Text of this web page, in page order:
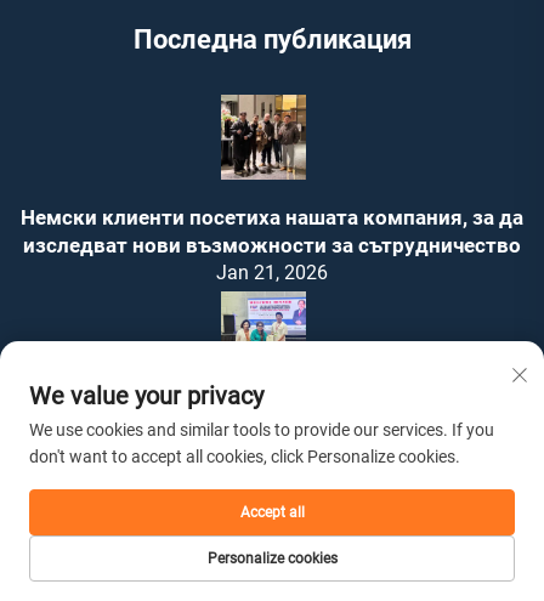
Последна публикация
Немски клиенти посетиха нашата компания, за да
изследват нови възможности за сътрудничество
Jan 21, 2026
Нашата компания участва в Международната
изложба на брандове в Малайзия и получи
почетен сертификат
Dec 31, 2025
Свържете се с нас
We value your privacy
We use cookies and similar tools to provide our services. If you
don't want to accept all cookies, click Personalize cookies.
Personalize cookies
Accept all